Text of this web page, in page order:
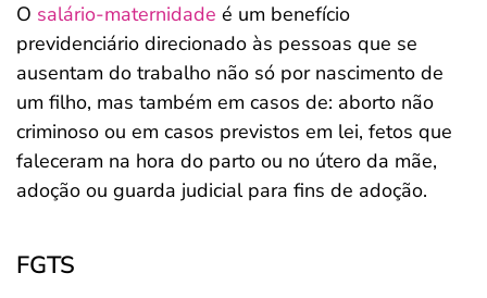
O salário-maternidade é um benefício
previdenciário direcionado às pessoas que se
ausentam do trabalho não só por nascimento de
um filho, mas também em casos de: aborto não
criminoso ou em casos previstos em lei, fetos que
faleceram na hora do parto ou no útero da mãe,
adoção ou guarda judicial para fins de adoção.
FGTS